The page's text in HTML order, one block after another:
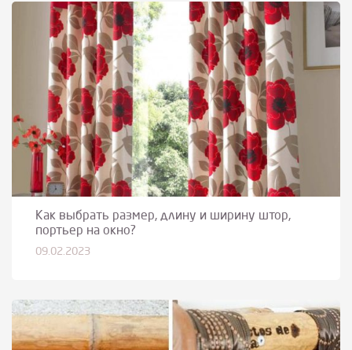
Как выбрать размер, длину и ширину штор,
портьер на окно?
09.02.2023